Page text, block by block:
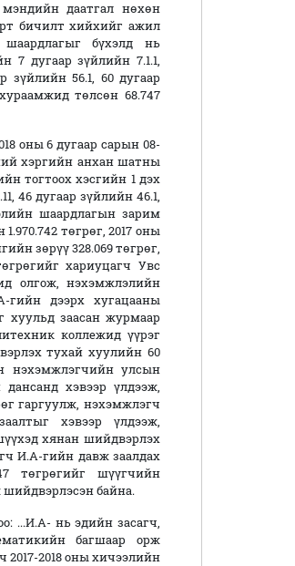
мэндийн даатгал нөхөн
бичилт хийхийг ажил
бүхэлд нь
7 дугаар зүйлийн 7.1.1,
56.1, 60 дугаар
төлсөн 68.747
оны 6 дугаар сарын 08-
хэргийн анхан шатны
тогтоох хэсгийн 1 дэх
46 дугаар зүйлийн 46.1,
шаардлагын зарим
төгрөг, 2017 оны
зөрүү 328.069 төгрөг,
хариуцагч Увс
олгож, нэхэмжлэлийн
гийн дээрх хугацааны
заасан журмаар
коллежид үүрэг
тухай хуулийн 60
нэхэмжлэгчийн улсын
хэвээр үлдээж,
гаргуулж, нэхэмжлэгч
хэвээр үлдээж,
хянан шийдвэрлэх
И.А-гийн давж заалдах
төгрөгийг шүүгчийн
байна.
...И.А- нь эдийн засагч,
багшаар орж
2018 оны хичээлийн